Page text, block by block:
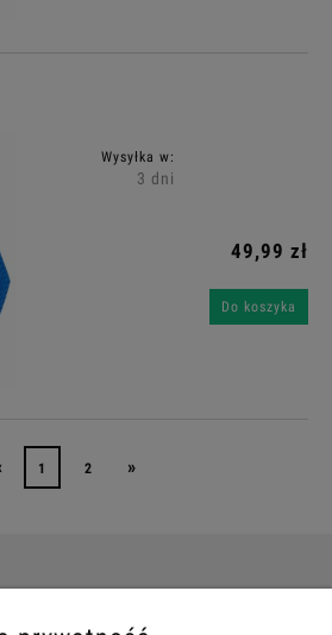
Wysyłka w:
3 dni
49,99 zł
Do koszyka
1 2 »